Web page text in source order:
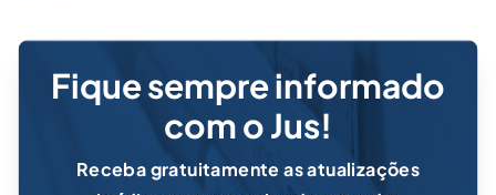
Fique sempre informado
com o Jus!
Receba gratuitamente as atualizações